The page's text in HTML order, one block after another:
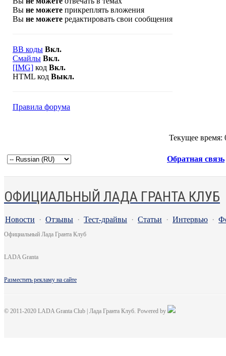
Вы не можете прикреплять вложения
Вы не можете редактировать свои сообщения
BB коды Вкл.
Смайлы Вкл.
[IMG] код Вкл.
HTML код Выкл.
Правила форума
Текущее время:
Обратная связь
ОФИЦИАЛЬНЫЙ ЛАДА ГРАНТА КЛУБ
Новости · Отзывы · Тест-драйвы · Статьи · Интервью ·
Официальный Лада Гранта Клуб
LADA Granta
Разместить рекламу на сайте
© 2011-2020 LADA Granta Club | Лада Гранта Клуб. Powered by